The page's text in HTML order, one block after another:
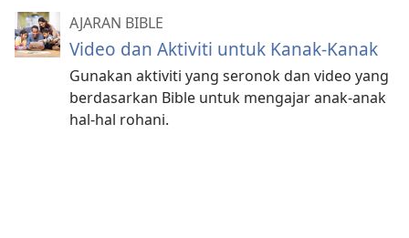
AJARAN BIBLE
Video dan Aktiviti untuk Kanak-Kanak
Gunakan aktiviti yang seronok dan video yang
berdasarkan Bible untuk mengajar anak-anak
hal-hal rohani.